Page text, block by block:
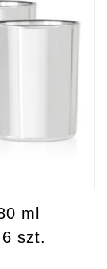
ml
szt.